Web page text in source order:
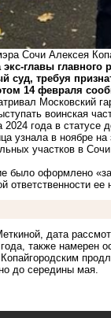
Сочи Алексея
главы
суд, требуя
14 февраля
Московский
воинская
года в статусе
узнала в ноябре
участков в
было оформлено
ответственности ее
дата
также намерен
до середины мая.